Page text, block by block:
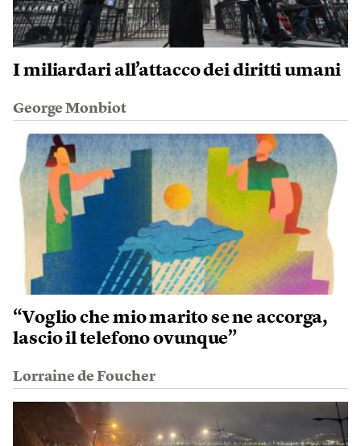
I miliardari all’attacco dei diritti umani
George Monbiot
“Voglio che mio marito se ne accorga,
lascio il telefono ovunque”
Lorraine de Foucher